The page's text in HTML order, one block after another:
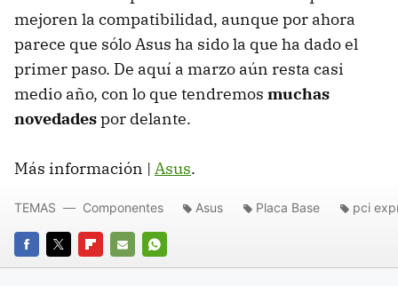
mejoren la compatibilidad, aunque por ahora
parece que sólo Asus ha sido la que ha dado el
primer paso. De aquí a marzo aún resta casi
medio año, con lo que tendremos muchas
novedadespor delante.
Más información | Asus.
FACEBOOK
TWITTERFLIPBOARD
E-
WHATSAPP
TEMAS Componentes Asus Placa Base pci